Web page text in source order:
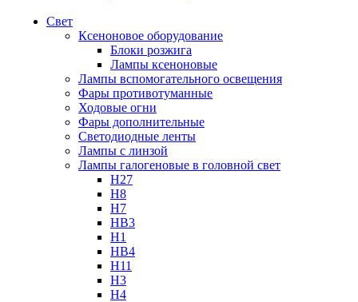
Свет
Ксеноновое оборудование
Блоки розжига
Лампы ксеноновые
Лампы вспомогательного освещения
Фары противотуманные
Ходовые огни
Фары дополнительные
Светодиодные ленты
Лампы с линзой
Лампы галогеновые в головной свет
H27
H8
H7
HB3
H1
HB4
H11
H3
H4